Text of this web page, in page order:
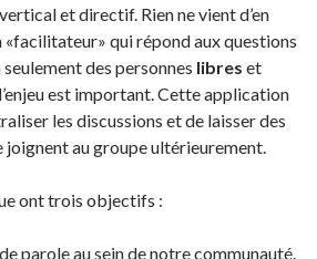
vertical et directif. Rien ne vient d’en
«facilitateur» qui répond aux questions
des personnes libres et
l’enjeu est important. Cette application
les discussions et de laisser des
joignent au groupe ultérieurement.
ont trois objectifs :
parole au sein de notre communauté.